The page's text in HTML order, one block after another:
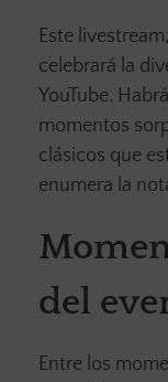
Este
celebrará la
YouTube.
momentos
clásicos que
enumera la
del
Entre los